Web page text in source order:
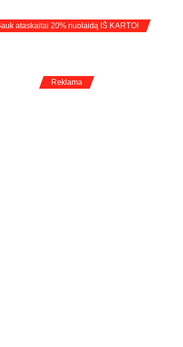
ataskaitai 20% nuolaidą IŠ KARTO!
Reklama